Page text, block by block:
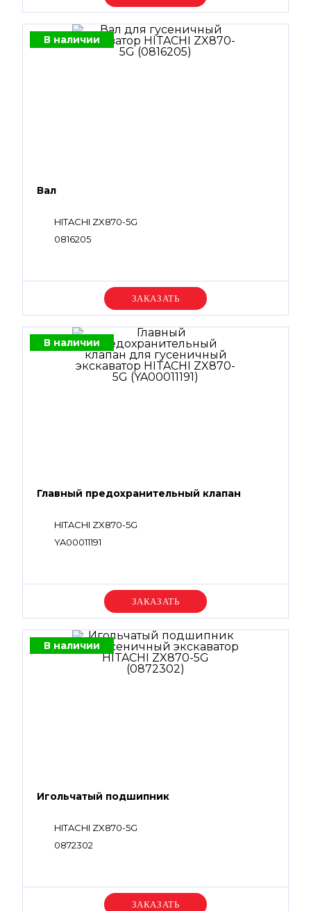
В наличии
Вал
HITACHI ZX870-5G
0816205
Уточняйте цену
В наличии
Главный предохранительный клапан
HITACHI ZX870-5G
YA00011191
Уточняйте цену
В наличии
Игольчатый подшипник
HITACHI ZX870-5G
0872302
Уточняйте цену